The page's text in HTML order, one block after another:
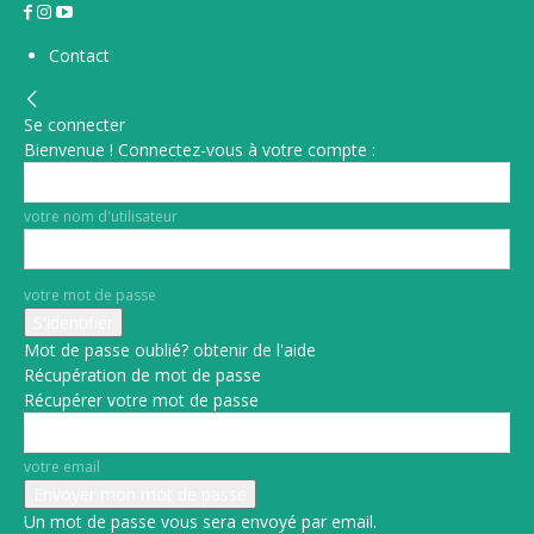
Contact
Se connecter
Bienvenue ! Connectez-vous à votre compte :
votre nom d'utilisateur
votre mot de passe
Mot de passe oublié? obtenir de l'aide
Récupération de mot de passe
Récupérer votre mot de passe
votre email
Un mot de passe vous sera envoyé par email.